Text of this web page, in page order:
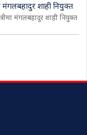
मंगलबहादुर शाही नियुक्त
मंगलबहादुर शाही नियुक्त